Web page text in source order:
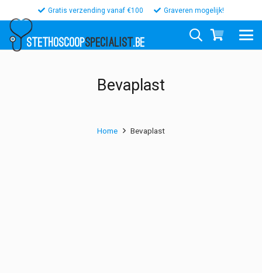
Gratis verzending vanaf €100 Graveren mogelijk!
STETHOSCOOPSPECIALIST.BE
Bevaplast
Home Bevaplast